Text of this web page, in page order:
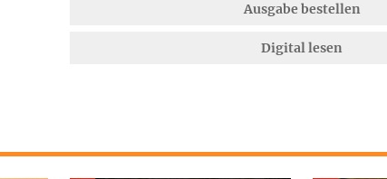
Ausgabe bestellen
Digital lesen